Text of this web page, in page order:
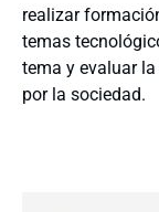
realizar
temas
tema y evaluar
por la sociedad.